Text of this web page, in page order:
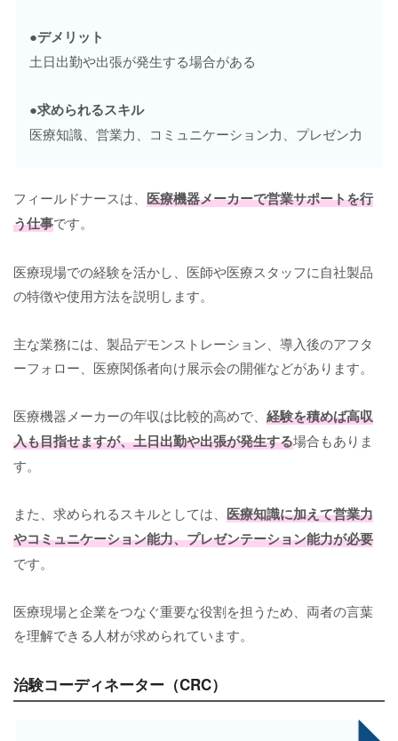
●デメリット
土日出勤や出張が発生する場合がある
●求められるスキル
医療知識、営業力、コミュニケーション力、プレゼン力
フィールドナースは、 医療機器メーカーで営業サポートを行
う仕事です。
医療現場での経験を活かし、医師や医療スタッフに自社製品
の特徴や使用方法を説明します。
主な業務には、製品デモンストレーション、導入後のアフタ
ーフォロー、医療関係者向け展示会の開催などがあります。
医療機器メーカーの年収は比較的高めで、 経験を積めば高収
入も目指せますが、土日出勤や出張が発生する場合もありま
す。
また、求められるスキルとしては、 医療知識に加えて営業力
やコミュニケーション能力、プレゼンテーション能力が必要
です。
医療現場と企業をつなぐ重要な役割を担うため、両者の言葉
を理解できる人材が求められています。
治験コーディネーター（CRC）